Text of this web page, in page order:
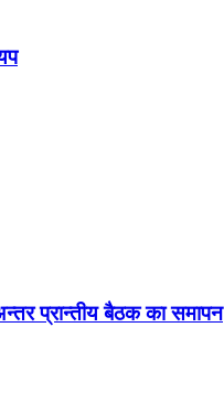
प्रान्तीय बैठक का समापन